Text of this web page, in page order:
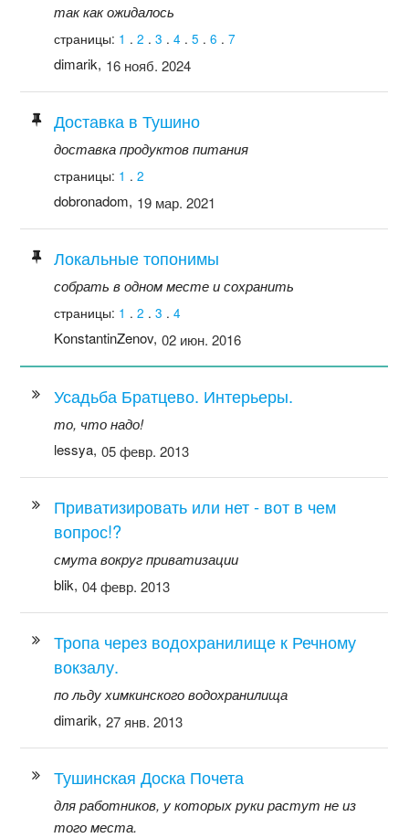
так как ожидалось
страницы: 1 .2 .3 .4 .5 .6 .7
dimarik, 16 нояб. 2024
Доставка в Тушино
доставка продуктов питания
страницы: 1 .2
dobronadom, 19 мар. 2021
Локальные топонимы
собрать в одном месте и сохранить
страницы: 1 .2 .3 .4
KonstantinZenov, 02 июн. 2016
Усадьба Братцево. Интерьеры.
то, что надо!
lessya, 05 февр. 2013
Приватизировать или нет - вот в чем
вопрос!?
смута вокруг приватизации
blik, 04 февр. 2013
Тропа через водохранилище к Речному
вокзалу.
по льду химкинского водохранилища
dimarik, 27 янв. 2013
Тушинская Доска Почета
для работников, у которых руки растут не из
того места.